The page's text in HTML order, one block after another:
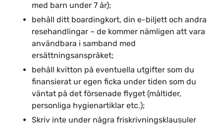
med barn under 7 år);
behåll ditt boardingkort, din e-biljett och andra
resehandlingar – de kommer nämligen att vara
användbara i samband med
ersättningsanspråket;
behåll kvitton på eventuella utgifter som du
finansierat ur egen ficka under tiden som du
väntat på det försenade flyget (måltider,
personliga hygienartiklar etc.);
Skriv inte under några friskrivningsklausuler